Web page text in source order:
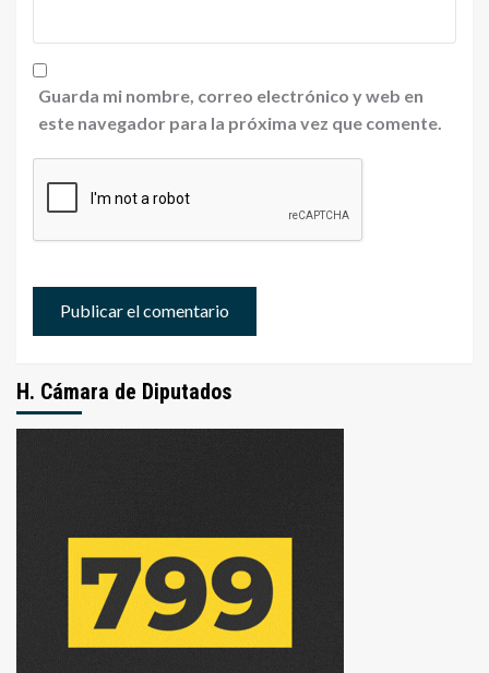
Guarda mi nombre, correo electrónico y web en
este navegador para la próxima vez que comente.
H. Cámara de Diputados